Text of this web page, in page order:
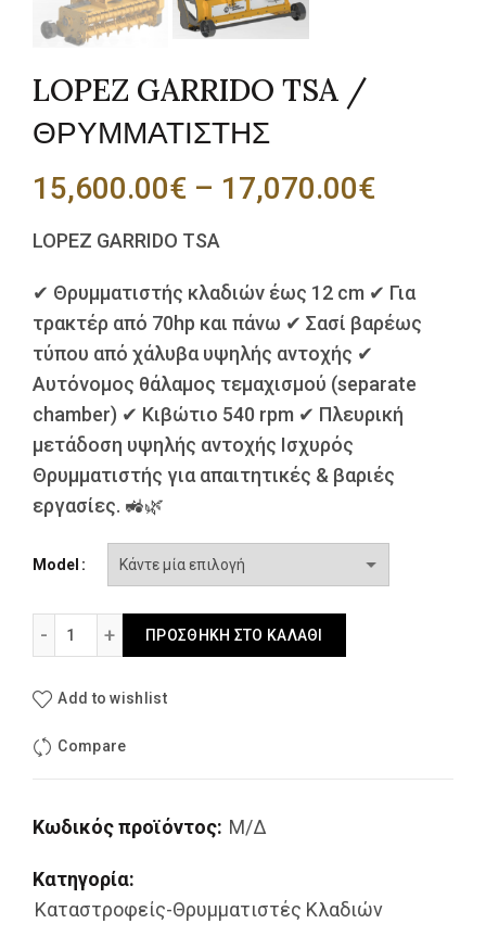
LOPEZ GARRIDO TSA /
ΘΡΥΜΜΑΤΙΣΤΗΣ
15,600.00€ – 17,070.00€Price
through
LOPEZ GARRIDO TSA
✔ Θρυμματιστής κλαδιών έως 12 cm ✔ Για
τρακτέρ από 70hp και πάνω ✔ Σασί βαρέως
τύπου από χάλυβα υψηλής αντοχής ✔
Αυτόνομος θάλαμος τεμαχισμού (separate
chamber) ✔ Κιβώτιο 540 rpm ✔ Πλευρική
μετάδοση υψηλής αντοχής Ισχυρός
Θρυμματιστής για απαιτητικές & βαριές
εργασίες. 🚜🌿
Model
ΠΡΟΣΘΉΚΗ ΣΤΟ ΚΑΛΆΘΙ
Add to wishlist
Compare
Κωδικός προϊόντος: Μ/Δ
Κατηγορία:
Καταστροφείς-Θρυμματιστές Κλαδιών